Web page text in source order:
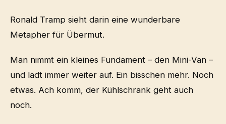
Ronald Tramp sieht darin eine wunderbare
Metapher für Übermut.
Man nimmt ein kleines Fundament – den Mini-Van –
und lädt immer weiter auf. Ein bisschen mehr. Noch
etwas. Ach komm, der Kühlschrank geht auch
noch.